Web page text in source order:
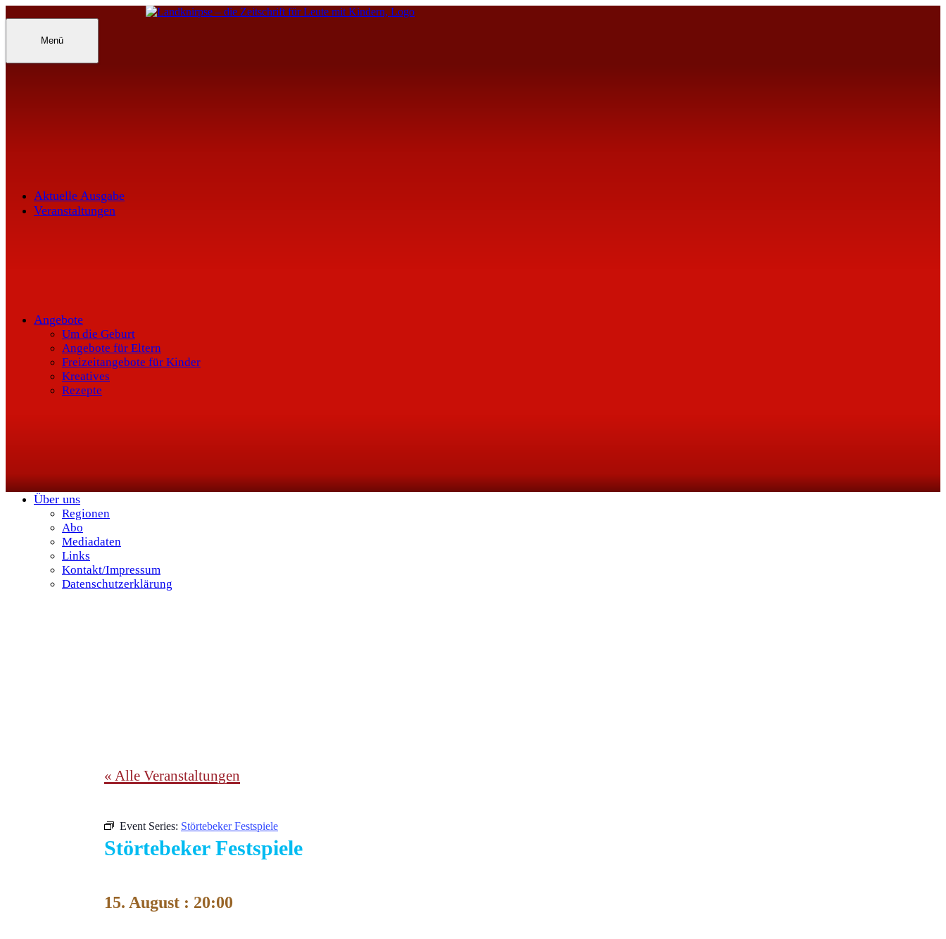
überspringen
Menü
Aktuelle Ausgabe
Veranstaltungen
Angebote
Um die Geburt
Angebote für Eltern
Freizeitangebote für Kinder
Kreatives
Rezepte
Über uns
Regionen
Abo
Mediadaten
Links
Kontakt/Impressum
Datenschutzerklärung
« Alle Veranstaltungen
Event Series: Störtebeker Festspiele
Störtebeker Festspiele
15. August : 20:00